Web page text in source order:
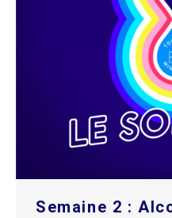
Semaine 2 :